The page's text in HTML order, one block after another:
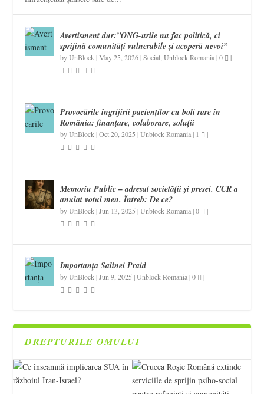
Avertisment dur:”ONG-urile nu fac politică, ci
sprijină comunități vulnerabile și acoperă nevoi”
byUnBlock |May 25, 2026|Social ,Unblock Romania|0 |
Provocările îngrijirii pacienților cu boli rare în
România: finanțare, colaborare, soluții
byUnBlock |Oct 20, 2025 |Unblock Romania| 1 |
Memoriu Public – adresat societății și presei. CCR a
anulat votul meu. Întreb: De ce?
byUnBlock |Jun 13, 2025 |Unblock Romania|0 |
Importanța Salinei Praid
byUnBlock |Jun 9, 2025 |Unblock Romania|0 |
DREPTURILE OMULUI